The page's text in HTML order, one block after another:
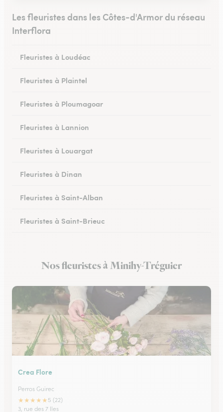
Les fleuristes dans les Côtes-d'Armor du réseau
Interflora
Fleuristes à Loudéac
Fleuristes à Plaintel
Fleuristes à Ploumagoar
Fleuristes à Lannion
Fleuristes à Louargat
Fleuristes à Dinan
Fleuristes à Saint-Alban
Fleuristes à Saint-Brieuc
Fleuristes à Plérin
Nos fleuristes à Minihy-Tréguier
Crea Flore
Perros Guirec
★★★★★ 5 (22)
3, rue des 7 Iles